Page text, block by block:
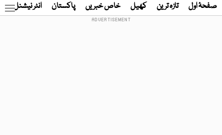
صفحۂ اول تازہ ترین کھیل خاص خبریں پاکستان انٹر نیشنل